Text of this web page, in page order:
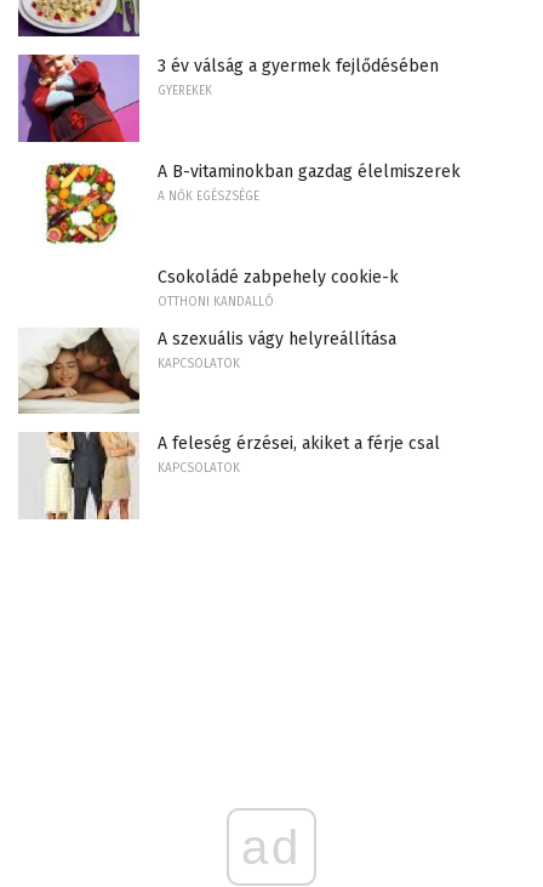
3 év válság a gyermek fejlődésében
GYEREKEK
A B-vitaminokban gazdag élelmiszerek
A NŐK EGÉSZSÉGE
Csokoládé zabpehely cookie-k
OTTHONI KANDALLÓ
A szexuális vágy helyreállítása
KAPCSOLATOK
A feleség érzései, akiket a férje csal
KAPCSOLATOK
ad